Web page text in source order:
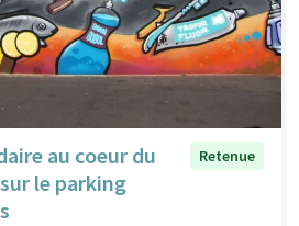
au coeur du
le parking
Retenue